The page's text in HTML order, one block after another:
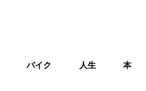
バイク 人生 本